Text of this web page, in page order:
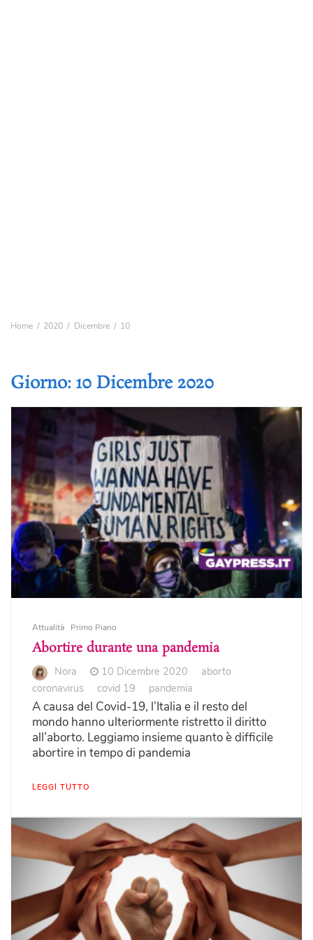
Home 2020 Dicembre 10
Giorno: 10 Dicembre 2020
Attualità Primo Piano
Abortire durante una pandemia
Nora 10 Dicembre 2020
aborto
coronavirus
covid 19 pandemia
A causa del Covid-19, l’Italia e il resto del
mondo hanno ulteriormente ristretto il diritto
all’aborto. Leggiamo insieme quanto è difficile
abortire in tempo di pandemia
LEGGI TUTTO